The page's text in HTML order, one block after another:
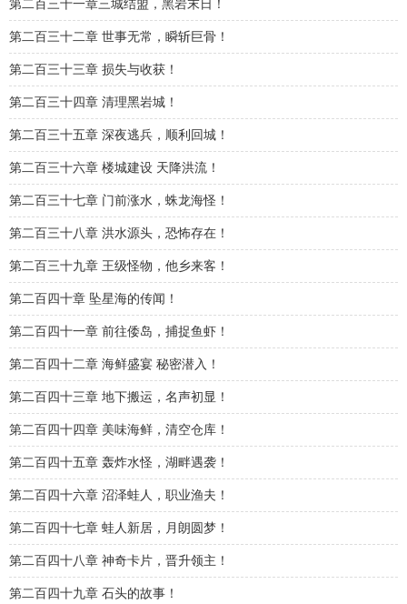
第二百三十一章三城结盟，黑岩末日！
第二百三十二章 世事无常，瞬斩巨骨！
第二百三十三章 损失与收获！
第二百三十四章 清理黑岩城！
第二百三十五章 深夜逃兵，顺利回城！
第二百三十六章 楼城建设 天降洪流！
第二百三十七章 门前涨水，蛛龙海怪！
第二百三十八章 洪水源头，恐怖存在！
第二百三十九章 王级怪物，他乡来客！
第二百四十章 坠星海的传闻！
第二百四十一章 前往倭岛，捕捉鱼虾！
第二百四十二章 海鲜盛宴 秘密潜入！
第二百四十三章 地下搬运，名声初显！
第二百四十四章 美味海鲜，清空仓库！
第二百四十五章 轰炸水怪，湖畔遇袭！
第二百四十六章 沼泽蛙人，职业渔夫！
第二百四十七章 蛙人新居，月朗圆梦！
第二百四十八章 神奇卡片，晋升领主！
第二百四十九章 石头的故事！